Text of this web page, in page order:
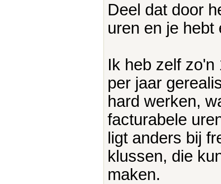
Deel dat door
uren en je hebt
Ik heb zelf zo'n
per jaar
hard werken,
facturabele
ligt anders bij
klussen, die
maken.